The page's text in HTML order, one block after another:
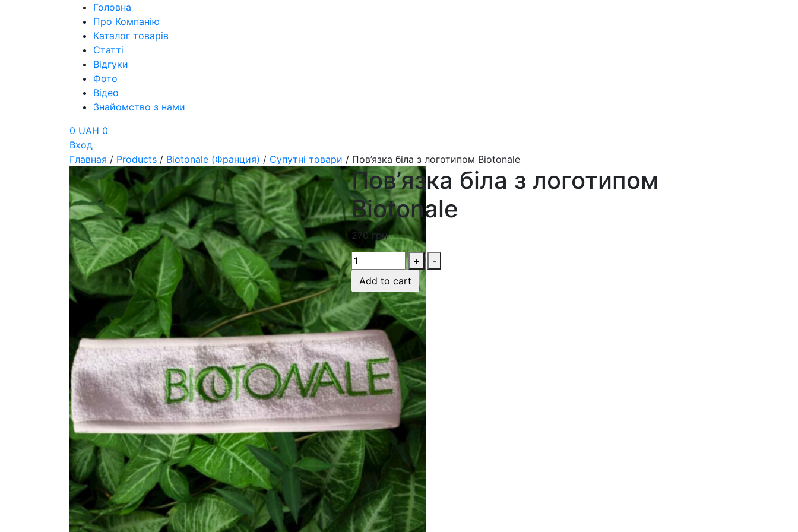
Головна
Про Компанію
Каталог товарів
Статті
Відгуки
Фото
Відео
Знайомство з нами
0 UAH 0
Вход
Главная / Products / Biotonale (Франция) / Супутні товари / Пов’язка біла з логотипом Biotonale
Пов’язка біла з логотипом
Biotonale
270грн
+
-
Add to cart